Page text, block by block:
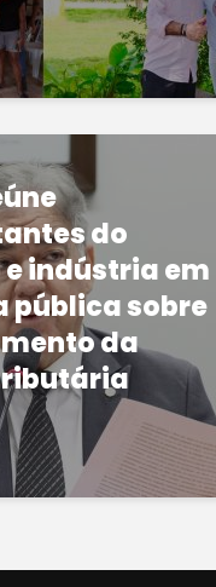
do
indústria em
pública sobre
da